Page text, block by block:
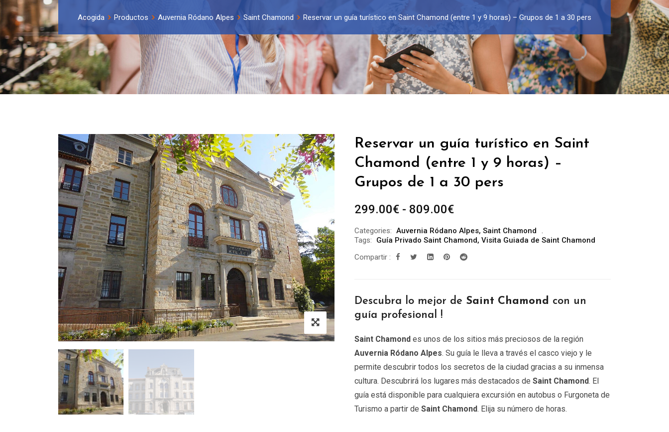
Acogida Productos Auvernia Ródano Alpes Saint Chamond Reservar un guía turístico en Saint Chamond (entre 1 y 9 horas) – Grupos de 1 a 30 pers
Reservar un guía turístico en Saint
Chamond (entre 1 y 9 horas) –
Grupos de 1 a 30 pers
299.00€ - 809.00€Rango
precios:
desde
299.00€
809.00€
Categories: Auvernia Ródano Alpes, Saint Chamond
Tags:
Guía Privado Saint Chamond, Visita Guiada de Saint Chamond
Compartir :
Descubra lo mejor de Saint Chamond con un
guía profesional !
Saint Chamond es unos de los sitios más preciosos de la región
Auvernia Ródano Alpes. Su guía le lleva a través el casco viejo y le
permite descubrir todos los secretos de la ciudad gracias a su inmensa
cultura. Descubrirá los lugares más destacados de Saint Chamond. El
guía está disponible para cualquiera excursión en autobus o Furgoneta de
Turismo a partir de Saint Chamond. Elija su número de horas.